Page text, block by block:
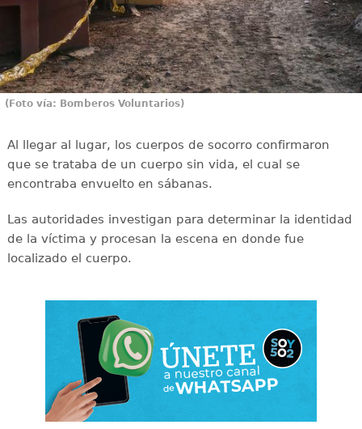
(Foto vía: Bomberos Voluntarios)
Al llegar al lugar, los cuerpos de socorro confirmaron
que se trataba de un cuerpo sin vida, el cual se
encontraba envuelto en sábanas.
Las autoridades investigan para determinar la identidad
de la víctima y procesan la escena en donde fue
localizado el cuerpo.